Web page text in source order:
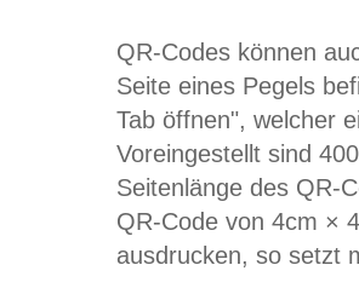
QR-Codes können
Seite eines Pegels
Tab öffnen", welcher
Voreingestellt sind
Seitenlänge des QR-
QR-Code von 4cm ×
ausdrucken, so setzt